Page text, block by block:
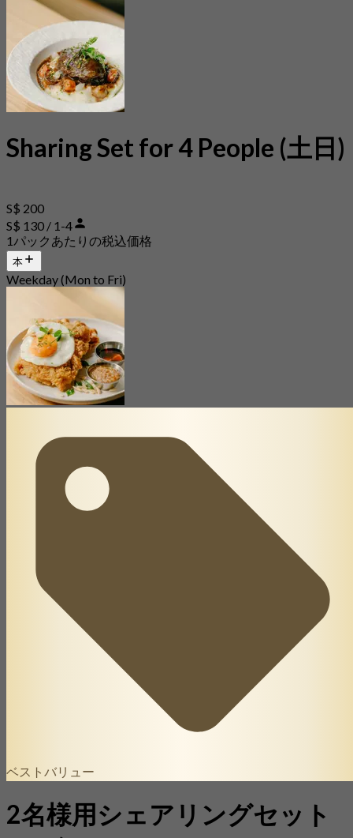
Sharing Set for 4 People (土日)
S$ 200
S$ 130 / 1-4
1パックあたりの税込価格
本
Weekday (Mon to Fri)
ベストバリュー
2名様用シェアリングセット